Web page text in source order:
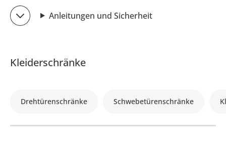
Anleitungen und Sicherheit
Kleiderschränke
Drehtürenschränke Schwebetürenschränke